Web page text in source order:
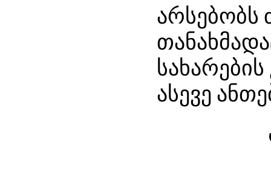
არსებობს
სახარების
ასევე